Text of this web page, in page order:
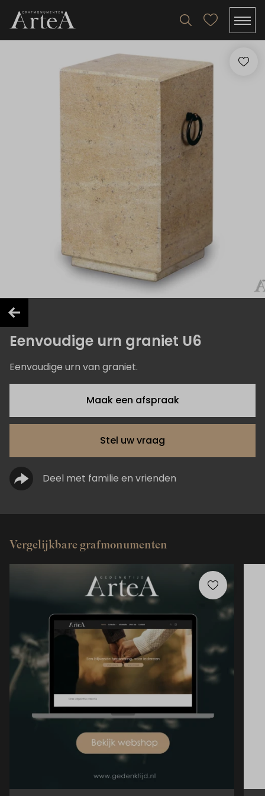
Eenvoudige urn graniet U6
Eenvoudige urn van graniet.
Maak een afspraak
Stel uw vraag
Deel met familie en vrienden
Vergelijkbare grafmonumenten